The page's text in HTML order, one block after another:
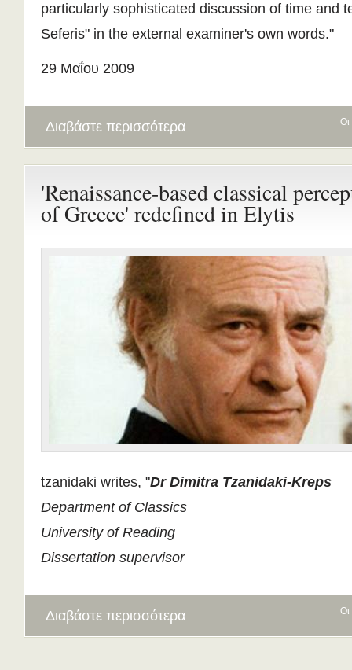
particularly sophisticated discussion of time and
Seferis" in the external examiner's own words."
29 Μαΐου 2009
Οι
Διαβάστε περισσότερα
'Renaissance-based classical
of Greece' redefined in Elytis
tzanidaki writes, "Dr Dimitra Tzanidaki-Kreps
Department of Classics
University of Reading
Dissertation supervisor
Οι
Διαβάστε περισσότερα